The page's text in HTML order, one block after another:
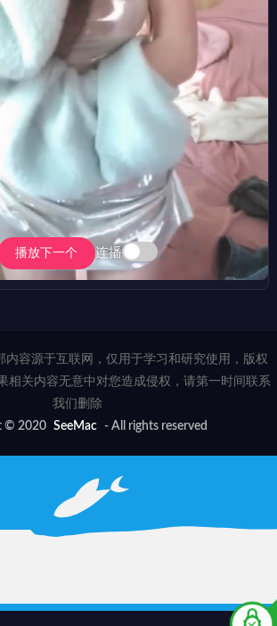
播放下一个 连播
内容源于互联网，仅用于学习和研究使用，版权
相关内容无意中对您造成侵权，请第一时间联系
我们删除
© 2020 SeeMac - All rights reserved